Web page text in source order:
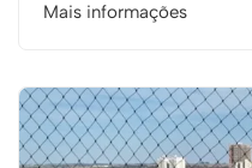
Mais informações